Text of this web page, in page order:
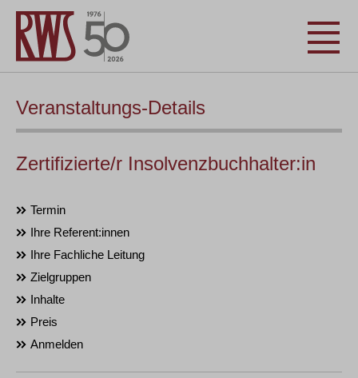
Veranstaltungs-Details
Zertifizierte/r Insolvenzbuchhalter:in
Termin
Ihre Referent:innen
Ihre Fachliche Leitung
Zielgruppen
Inhalte
Preis
Anmelden